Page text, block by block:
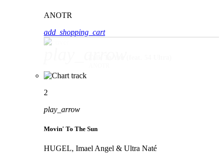
ANOTR
add_shopping_cart
2
play_arrow
Movin' To The Sun
HUGEL, Imael Angel & Ultra Naté